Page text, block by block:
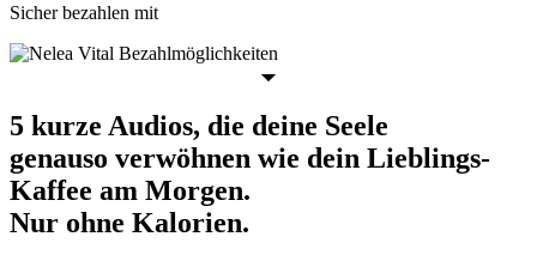
Sicher bezahlen mit
5 kurze Audios, die deine Seele
genauso verwöhnen wie dein Lieblings-
Kaffee am Morgen.
Nur ohne Kalorien.